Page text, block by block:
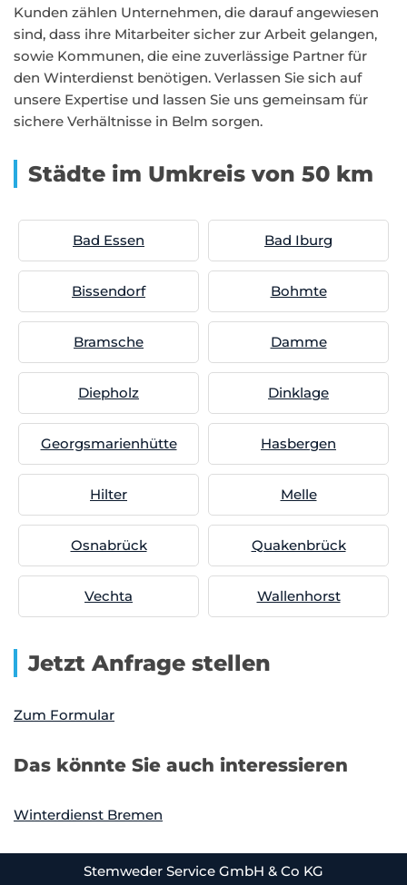
Kunden zählen Unternehmen, die darauf angewiesen
sind, dass ihre Mitarbeiter sicher zur Arbeit gelangen,
sowie Kommunen, die eine zuverlässige Partner für
den Winterdienst benötigen. Verlassen Sie sich auf
unsere Expertise und lassen Sie uns gemeinsam für
sichere Verhältnisse in Belm sorgen.
Städte im Umkreis von 50 km
Bad Essen Bad Iburg
Bissendorf Bohmte
Bramsche Damme
Diepholz Dinklage
Georgsmarienhütte Hasbergen
Hilter Melle
Osnabrück Quakenbrück
Vechta Wallenhorst
Jetzt Anfrage stellen
Zum Formular
Das könnte Sie auch interessieren
Winterdienst Bremen
Stemweder Service GmbH & Co KG